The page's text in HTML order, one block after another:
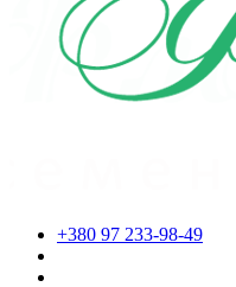
+380 97 233-98-49